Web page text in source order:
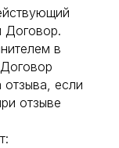
Договор.
в
если
отзыве